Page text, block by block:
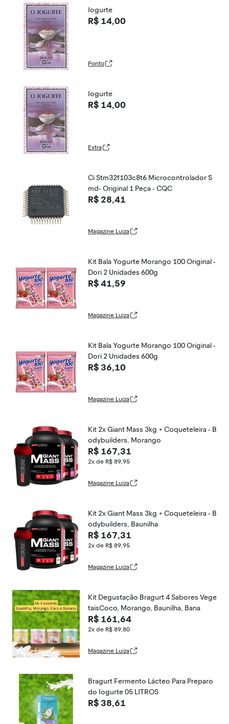
Iogurte
R$ 14,00
Ponto
Iogurte
R$ 14,00
Extra
Ci Stm32f103c8t6 Microcontrolador S
md- Original 1 Peça - CQC
R$ 28,41
Magazine Luiza
Kit Bala Yogurte Morango 100 Original -
Dori 2 Unidades 600g
R$ 41,59
Magazine Luiza
Kit Bala Yogurte Morango 100 Original -
Dori 2 Unidades 600g
R$ 36,10
Magazine Luiza
Kit 2x Giant Mass 3kg + Coqueteleira - B
odybuilders, Morango
R$ 167,31
2x de R$ 89,95
Magazine Luiza
Kit 2x Giant Mass 3kg + Coqueteleira - B
odybuilders, Baunilha
R$ 167,31
2x de R$ 89,95
Magazine Luiza
Kit Degustação Bragurt 4 Sabores Vege
taisCoco, Morango, Baunilha, Bana
R$ 161,64
2x de R$ 89,80
Magazine Luiza
Bragurt Fermento Lácteo Para Preparo
do Iogurte 05 LITROS
R$ 38,61